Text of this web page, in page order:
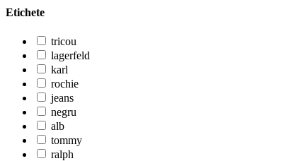
Etichete
tricou
lagerfeld
karl
rochie
jeans
negru
alb
tommy
ralph